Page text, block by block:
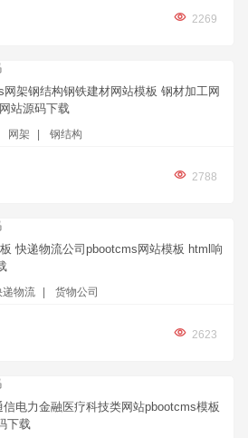
2269
架钢结构钢铁建材网站模板 钢材加工网
站源码下载
网架 钢结构
2788
快递物流公司pbootcms网站模板 html响
递物流 货物公司
2623
电力金融医疗科技类网站pbootcms模板
下载